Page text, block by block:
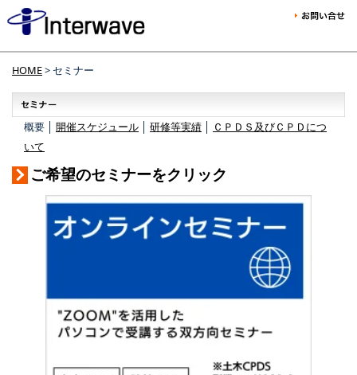
HOME> セミナー
概要 │ 開催スケジュール 研修等実績
ＣＰＤＳ及びＣＰＤにつ
いて
ご希望のセミナーをクリック